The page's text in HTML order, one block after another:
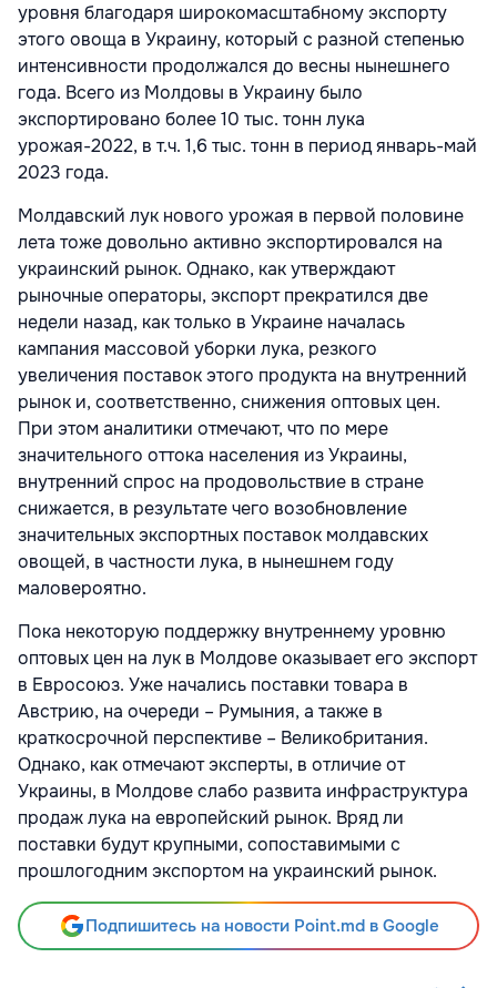
уровня благодаря широкомасштабному экспорту
этого овоща в Украину, который с разной степенью
интенсивности продолжался до весны нынешнего
года. Всего из Молдовы в Украину было
экспортировано более 10 тыс. тонн лука
урожая-2022, в т.ч. 1,6 тыс. тонн в период январь-май
2023 года.
Молдавский лук нового урожая в первой половине
лета тоже довольно активно экспортировался на
украинский рынок. Однако, как утверждают
рыночные операторы, экспорт прекратился две
недели назад, как только в Украине началась
кампания массовой уборки лука, резкого
увеличения поставок этого продукта на внутренний
рынок и, соответственно, снижения оптовых цен.
При этом аналитики отмечают, что по мере
значительного оттока населения из Украины,
внутренний спрос на продовольствие в стране
снижается, в результате чего возобновление
значительных экспортных поставок молдавских
овощей, в частности лука, в нынешнем году
маловероятно.
Пока некоторую поддержку внутреннему уровню
оптовых цен на лук в Молдове оказывает его экспорт
в Евросоюз. Уже начались поставки товара в
Австрию, на очереди – Румыния, а также в
краткосрочной перспективе – Великобритания.
Однако, как отмечают эксперты, в отличие от
Украины, в Молдове слабо развита инфраструктура
продаж лука на европейский рынок. Вряд ли
поставки будут крупными, сопоставимыми с
прошлогодним экспортом на украинский рынок.
Подпишитесь на новости Point.md в Google